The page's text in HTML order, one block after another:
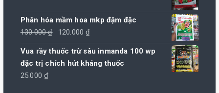
Phân hóa mầm hoa mkp đậm đặc
130.000₫
Giá
là:
130.000 ₫.
120.000₫
tại
là:
Vua rầy thuốc trừ sâu inmanda 100 wp
đặc trị chích hút kháng thuốc
25.000₫